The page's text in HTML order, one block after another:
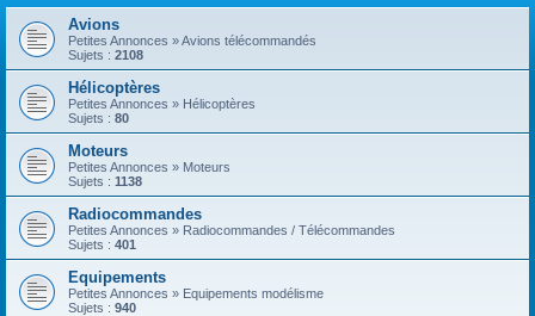
Avions
Petites Annonces » Avions télécommandés
Sujets : 2108
Hélicoptères
Petites Annonces » Hélicoptères
Sujets : 80
Moteurs
Petites Annonces » Moteurs
Sujets : 1138
Radiocommandes
Petites Annonces » Radiocommandes / Télécommandes
Sujets : 401
Equipements
Petites Annonces » Equipements modélisme
Sujets : 940